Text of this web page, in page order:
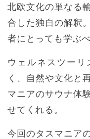
北欧文化の単なる
合した独自の解釈
者にとっても学ぶ
ウェルネスツーリ
く、自然や文化と
マニアのサウナ体
せてくれる。
今回のタスマニア